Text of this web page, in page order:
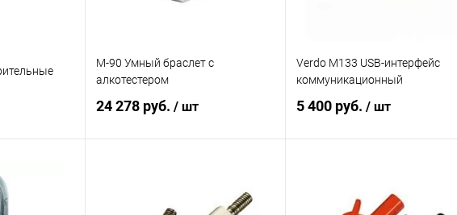
M-90 Умный браслет с
алкотестером
24 278 руб. / шт
Verdo M133 USB-интерфейс
коммуникационный
5 400 руб. / шт